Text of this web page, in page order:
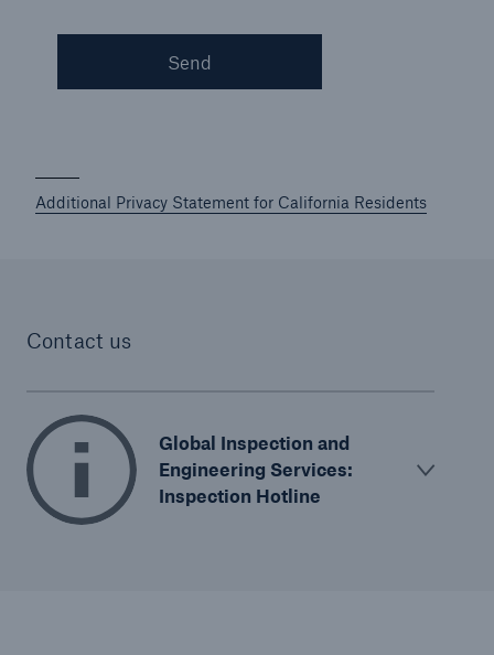
Send
Additional Privacy Statement for California Residents
Contact us
Global Inspection and
Engineering Services:
Inspection Hotline